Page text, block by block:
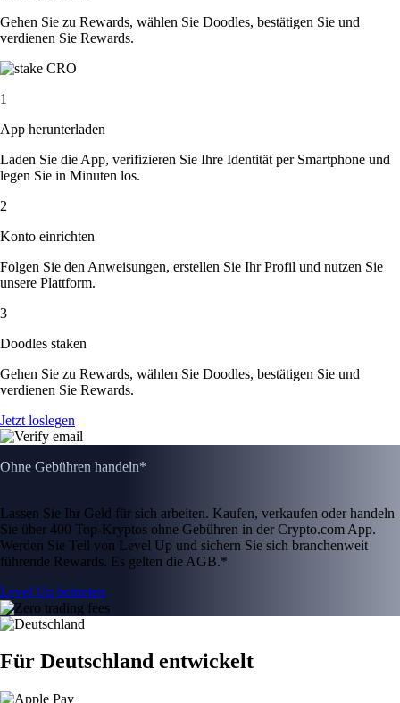
Gehen Sie zu Rewards, wählen Sie Doodles, bestätigen Sie und
verdienen Sie Rewards.
1
App herunterladen
Laden Sie die App, verifizieren Sie Ihre Identität per Smartphone und
legen Sie in Minuten los.
2
Konto einrichten
Folgen Sie den Anweisungen, erstellen Sie Ihr Profil und nutzen Sie
unsere Plattform.
3
Doodles staken
Gehen Sie zu Rewards, wählen Sie Doodles, bestätigen Sie und
verdienen Sie Rewards.
Jetzt loslegen
Ohne Gebühren handeln*
Lassen Sie Ihr Geld für sich arbeiten. Kaufen, verkaufen oder handeln
Sie über 400 Top-Kryptos ohne Gebühren in der Crypto.com App.
Werden Sie Teil von Level Up und sichern Sie sich branchenweit
führende Rewards. Es gelten die AGB.*
Level Up beitreten
Für Deutschland entwickelt